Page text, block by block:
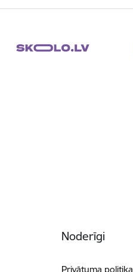
Noderīgi
Privātuma politika